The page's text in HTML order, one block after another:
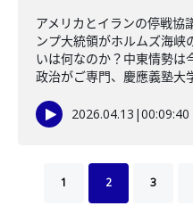
アメリカとイランの停戦協
ンプ大統領がホルムズ海峡
いは何なのか？中東情勢は
政治がご専門、慶應義塾大
2026.04.13 |00:09:40
1 2 3